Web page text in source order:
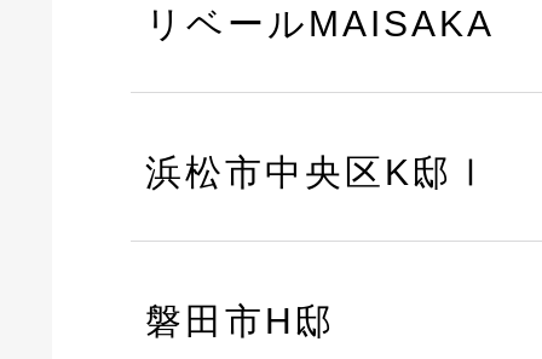
リベールMAISAKA
浜松市中央区K邸Ⅰ
磐田市H邸